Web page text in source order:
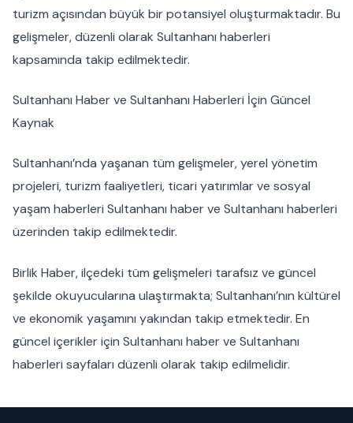
turizm açısından büyük bir potansiyel oluşturmaktadır. Bu
gelişmeler, düzenli olarak Sultanhanı haberleri
kapsamında takip edilmektedir.
Sultanhanı Haber ve Sultanhanı Haberleri İçin Güncel
Kaynak
Sultanhanı’nda yaşanan tüm gelişmeler, yerel yönetim
projeleri, turizm faaliyetleri, ticari yatırımlar ve sosyal
yaşam haberleri Sultanhanı haber ve Sultanhanı haberleri
üzerinden takip edilmektedir.
Birlik Haber, ilçedeki tüm gelişmeleri tarafsız ve güncel
şekilde okuyucularına ulaştırmakta; Sultanhanı’nın kültürel
ve ekonomik yaşamını yakından takip etmektedir. En
güncel içerikler için Sultanhanı haber ve Sultanhanı
haberleri sayfaları düzenli olarak takip edilmelidir.